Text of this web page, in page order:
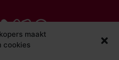
maakt
cookies